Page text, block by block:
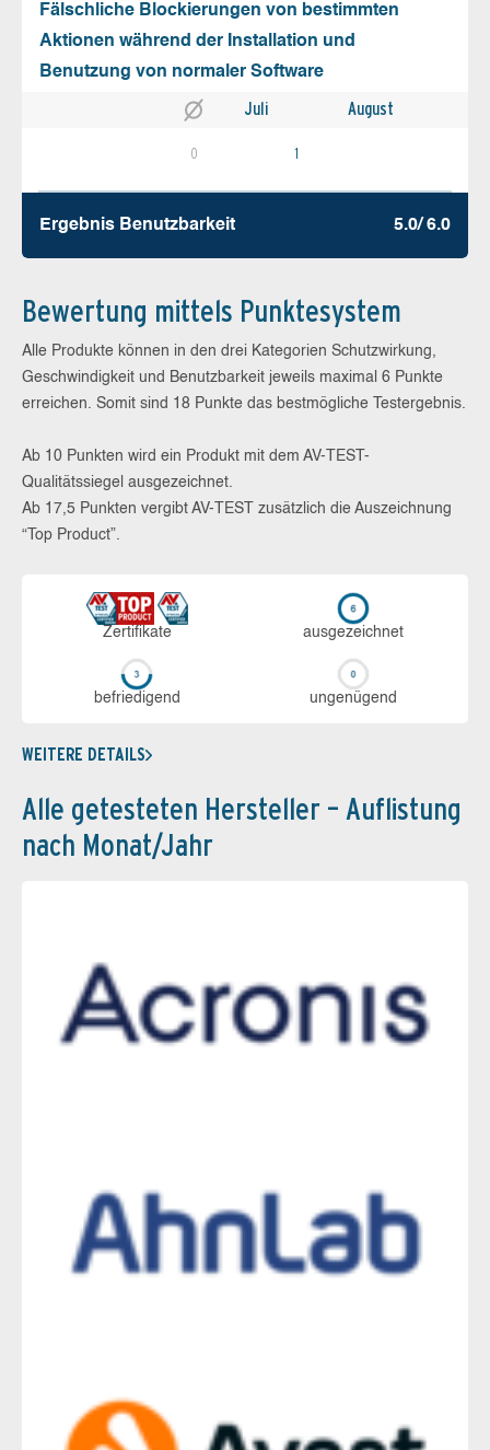
Fälschliche Blockierungen von bestimmten
Aktionen während der Installation und
Benutzung von normaler Software
Juli August
0 1
Ergebnis Benutz­barkeit 5.0/ 6.0
Bewertung mittels Punktesystem
Alle Produkte können in den drei Kategorien Schutzwirkung,
Geschwindigkeit und Benutzbarkeit jeweils maximal 6 Punkte
erreichen. Somit sind 18 Punkte das bestmögliche Testergebnis.
Ab 10 Punkten wird ein Produkt mit dem AV-TEST-
Qualitätssiegel ausgezeichnet.
Ab 17,5 Punkten vergibt AV-TEST zusätzlich die Auszeichnung
“Top Product”.
Zerti­fikate aus­ge­zeich­net
be­frie­di­gend un­ge­nü­gend
WEITERE DETAILS
Alle getesteten Hersteller – Auflistung
nach Monat/Jahr